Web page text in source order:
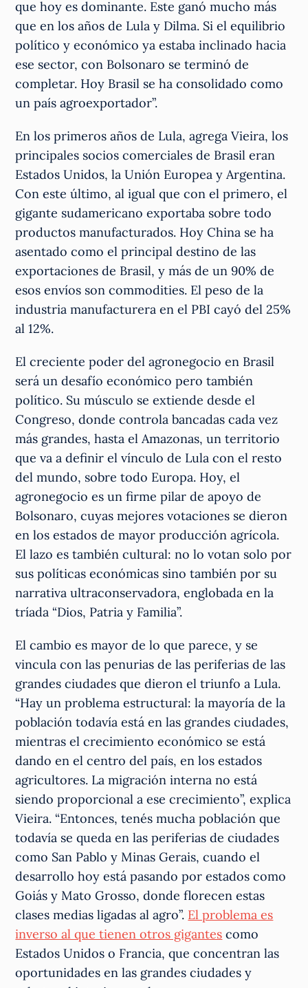
que hoy es dominante. Este ganó mucho más
que en los años de Lula y Dilma. Si el equilibrio
político y económico ya estaba inclinado hacia
ese sector, con Bolsonaro se terminó de
completar. Hoy Brasil se ha consolidado como
un país agroexportador”.
En los primeros años de Lula, agrega Vieira, los
principales socios comerciales de Brasil eran
Estados Unidos, la Unión Europea y Argentina.
Con este último, al igual que con el primero, el
gigante sudamericano exportaba sobre todo
productos manufacturados. Hoy China se ha
asentado como el principal destino de las
exportaciones de Brasil, y más de un 90% de
esos envíos son commodities. El peso de la
industria manufacturera en el PBI cayó del 25%
al 12%.
El creciente poder del agronegocio en Brasil
será un desafío económico pero también
político. Su músculo se extiende desde el
Congreso, donde controla bancadas cada vez
más grandes, hasta el Amazonas, un territorio
que va a definir el vínculo de Lula con el resto
del mundo, sobre todo Europa. Hoy, el
agronegocio es un firme pilar de apoyo de
Bolsonaro, cuyas mejores votaciones se dieron
en los estados de mayor producción agrícola.
El lazo es también cultural: no lo votan solo por
sus políticas económicas sino también por su
narrativa ultraconservadora, englobada en la
tríada “Dios, Patria y Familia”.
El cambio es mayor de lo que parece, y se
vincula con las penurias de las periferias de las
grandes ciudades que dieron el triunfo a Lula.
“Hay un problema estructural: la mayoría de la
población todavía está en las grandes ciudades,
mientras el crecimiento económico se está
dando en el centro del país, en los estados
agricultores. La migración interna no está
siendo proporcional a ese crecimiento”, explica
Vieira. “Entonces, tenés mucha población que
todavía se queda en las periferias de ciudades
como San Pablo y Minas Gerais, cuando el
desarrollo hoy está pasando por estados como
Goiás y Mato Grosso, donde florecen estas
clases medias ligadas al agro”. El problema es
inverso al que tienen otros gigantes como
Estados Unidos o Francia, que concentran las
oportunidades en las grandes ciudades y